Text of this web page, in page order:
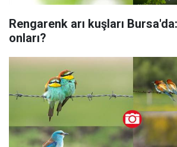
Rengarenk arı kuşları
onları?